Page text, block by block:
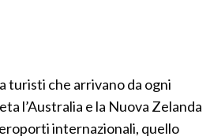
turisti che arrivano da ogni
l’Australia e la Nuova Zelanda
internazionali, quello